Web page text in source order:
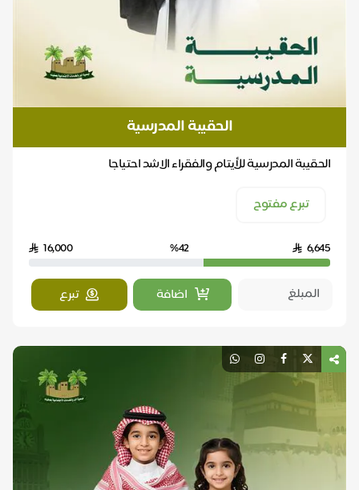
الحقيبة المدرسية
الحقيبة المدرسية للأيتام والفقراء الاشد احتياجا
تبرع مفتوح
6,645
%42
16,000
اضافة تبرع